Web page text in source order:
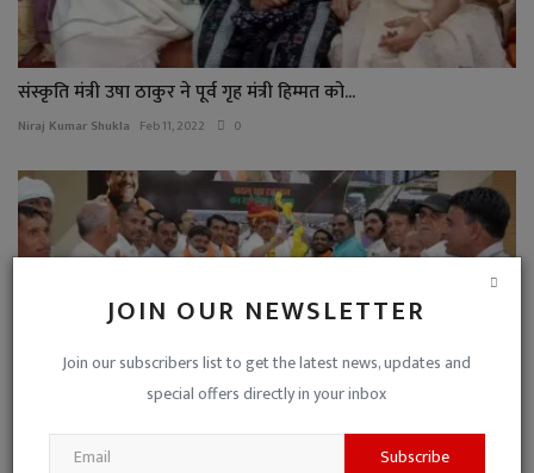
JOIN OUR NEWSLETTER
Join our subscribers list to get the latest news, updates and
special offers directly in your inbox
Subscribe
संस्कृति मंत्री उषा ठाकुर ने पूर्व गृह मंत्री हिम्मत को...
Niraj Kumar Shukla Feb 11, 2022 0